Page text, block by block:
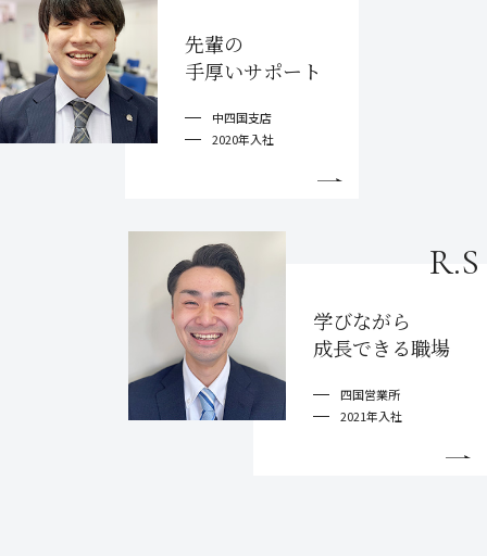
先輩の
手厚いサポート
中四国支店
2020年入社
R.S
学びながら
成長できる職場
四国営業所
2021年入社